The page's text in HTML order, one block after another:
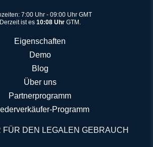
7:00 Uhr - 09:00 Uhr GMT
Derzeit ist es 10:08 UhrGTM.
Eigenschaften
Demo
Blog
Über uns
Partnerprogramm
Programm
FÜR DEN LEGALEN GEBRAUCH